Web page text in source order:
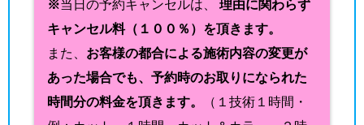
※当日の予約キャンセルは、 理由に関わらず
キャンセル料（１００％）を頂きます。
また、 お客様の都合による施術内容の変更が
あった場合でも、予約時のお取りになられた
時間分の料金を頂きます。
（１技術１時間・